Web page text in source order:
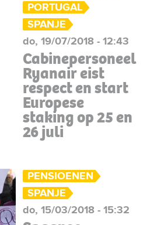
PORTUGAL
SPANJE
do, 19/07/2018 - 12:43
Cabinepersoneel
Ryanair eist
respect en start
Europese
staking op 25 en
26 juli
PENSIOENEN
SPANJE
do, 15/03/2018 - 15:32